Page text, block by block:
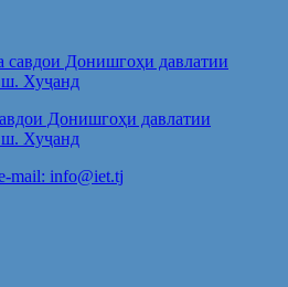
Донишгоҳи давлатии
ш. Хуҷанд
mail: info@iet.tj